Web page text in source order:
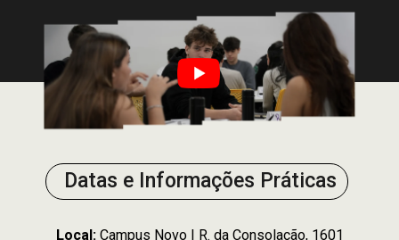
Datas e Informações Práticas
Local: Campus Novo I R. da Consolação, 1601